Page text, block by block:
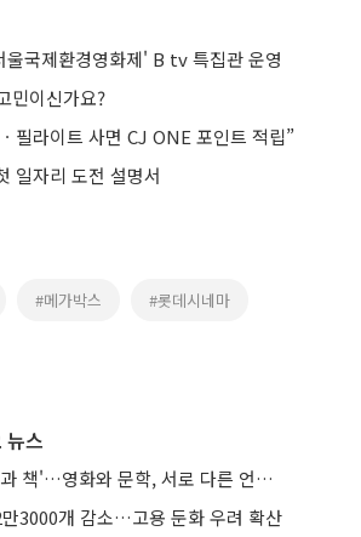
울국제환경영화제' B tv 특집관 운영
민이신가요?
필라이트 사면 CJ ONE 포인트 적립”
일자리 도전 설명서
#메가박스 #롯데시네마
뉴스
김유태 기자의 '밤과 책'…영화와 문학, 서로 다른 언어를 읽다
3000개 감소…고용 둔화 우려 확산